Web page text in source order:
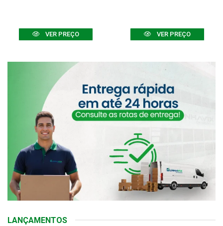
VER PREÇO VER PREÇO
LANÇAMENTOS